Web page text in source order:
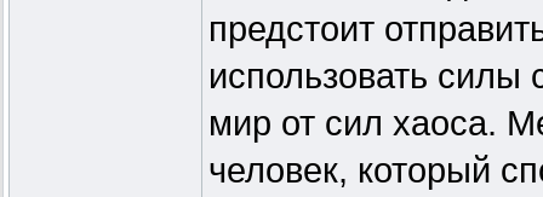
предстоит
использовать силы
мир от сил хаоса.
человек, который